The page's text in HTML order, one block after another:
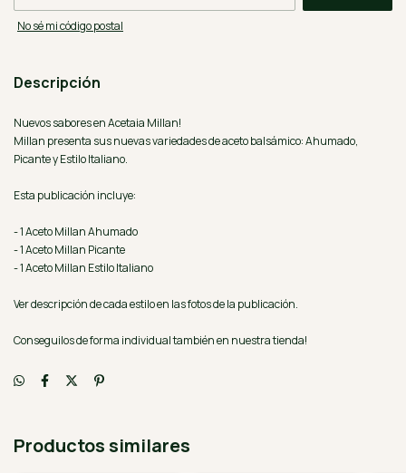
No sé mi código postal
Descripción
Nuevos sabores en Acetaia Millan!
Millan presenta sus nuevas variedades de aceto balsámico: Ahumado,
Picante y Estilo Italiano.
Esta publicación incluye:
- 1 Aceto Millan Ahumado
- 1 Aceto Millan Picante
- 1 Aceto Millan Estilo Italiano
Ver descripción de cada estilo en las fotos de la publicación.
Conseguilos de forma individual también en nuestra tienda!
Productos similares